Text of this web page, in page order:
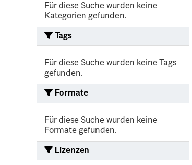
Für diese Suche wurden keine
Kategorien gefunden.
Tags
Für diese Suche wurden keine Tags
gefunden.
Formate
Für diese Suche wurden keine
Formate gefunden.
Lizenzen